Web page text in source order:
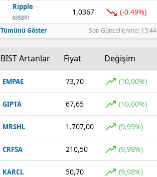
Ripple
(USDT)
1,0367 (-0.49%)
Tümünü Göster Son Güncellenme: 15:44
BIST Artanlar Fiyat Değişim
EMPAE 73,70 (10,00%)
GIPTA 67,65 (10,00%)
MRSHL 1.707,00 (9,99%)
CRFSA 210,50 (9,98%)
KARCL 50,70 (9,98%)